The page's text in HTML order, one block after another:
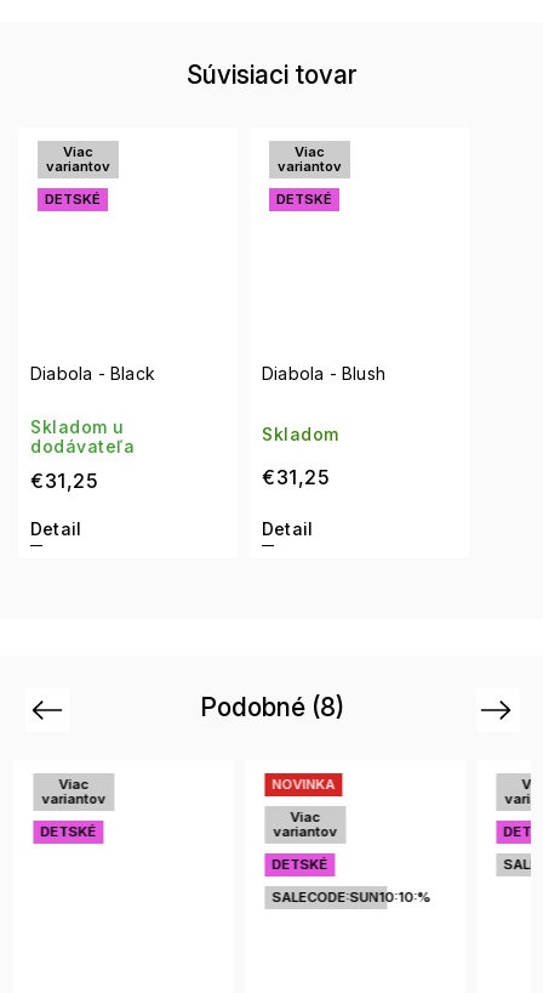
Súvisiaci tovar
Viac
variantov
DETSKÉ
Diabola - Black
Skladom u
dodávateľa
€31,25
Detail
Viac
variantov
DETSKÉ
Diabola - Blush
Skladom
€31,25
Detail
Podobné (8)
Previous
NOVINKA
Viac
variantov
Viac
variantov
DETSKÉ
SALECODE:SUN10:10:%
Next